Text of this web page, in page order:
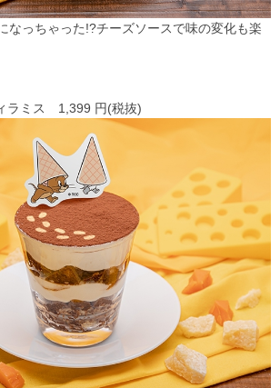
なっちゃった!?チーズソースで味の変化も楽
ラミス 1,399 円(税抜)